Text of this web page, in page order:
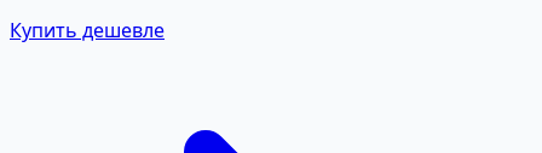
Купить дешевле